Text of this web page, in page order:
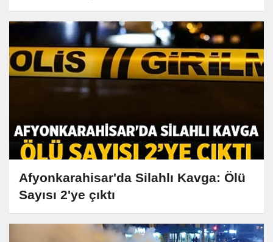
Afyonkarahisar'da Silahlı Kavga: Ölü
Sayısı 2'ye çıktı